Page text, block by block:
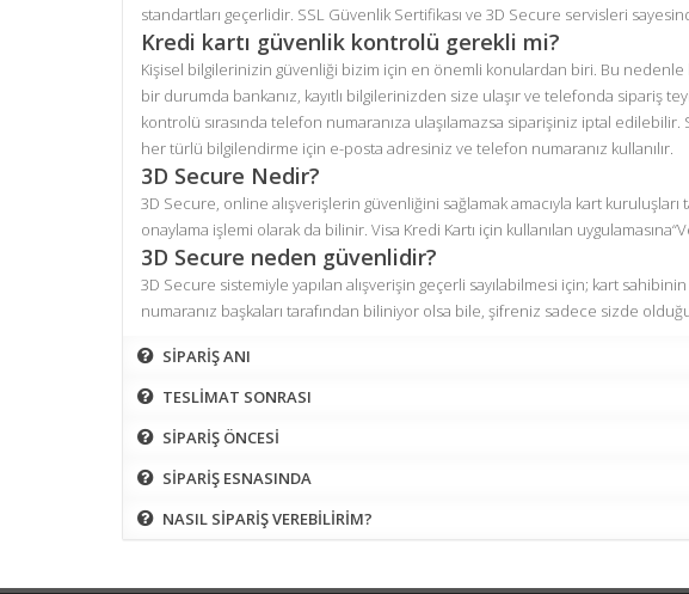
standartları geçerlidir. SSL Güvenlik Sertifikası ve 3D Secure servisleri
Kredi kartı güvenlik kontrolü gerekli mi?
Kişisel bilgilerinizin güvenliği bizim için en önemli konulardan biri. Bu nedenle
bir durumda bankanız, kayıtlı bilgilerinizden size ulaşır ve telefonda sipariş
kontrolü sırasında telefon numaranıza ulaşılamazsa siparişiniz iptal
her türlü bilgilendirme için e-posta adresiniz ve telefon numaranız kullanılır.
3D Secure Nedir?
3D Secure, online alışverişlerin güvenliğini sağlamak amacıyla kart
onaylama işlemi olarak da bilinir. Visa Kredi Kartı için kullanılan
3D Secure neden güvenlidir?
3D Secure sistemiyle yapılan alışverişin geçerli sayılabilmesi için; kart
numaranız başkaları tarafından biliniyor olsa bile, şifreniz sadece sizde
SİPARİŞ ANI
TESLİMAT SONRASI
SİPARİŞ ÖNCESİ
SİPARİŞ ESNASINDA
NASIL SİPARİŞ VEREBİLİRİM?